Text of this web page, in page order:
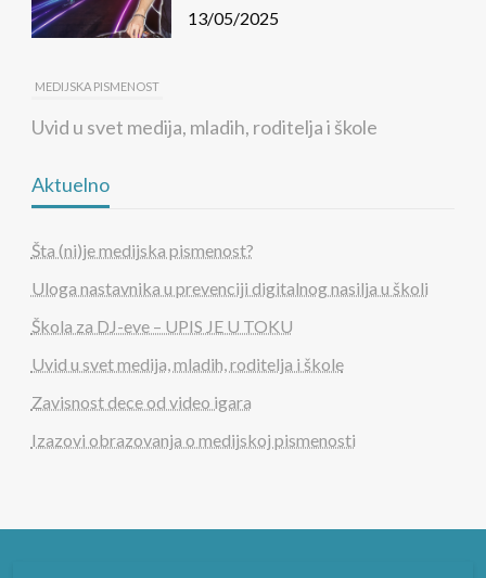
13/05/2025
MEDIJSKA PISMENOST
Uvid u svet medija, mladih, roditelja i škole
Zavisnost dece od video igara
02/05/2025
MEDIJSKA PISMENOST
Šta (ni)je medijska pismenost?
Aktuelno
Šta (ni)je medijska pismenost?
Uloga nastavnika u prevenciji digitalnog nasilja u školi
Škola za DJ-eve – UPIS JE U TOKU
Uvid u svet medija, mladih, roditelja i škole
Zavisnost dece od video igara
Izazovi obrazovanja o medijskoj pismenosti